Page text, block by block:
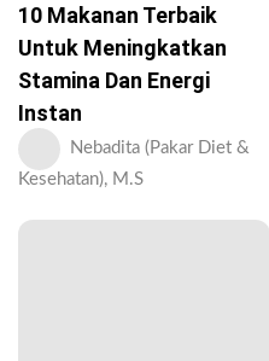
10 Makanan Terbaik
Untuk Meningkatkan
Stamina Dan Energi
Instan
Nebadita (Pakar Diet &
Kesehatan), M.S